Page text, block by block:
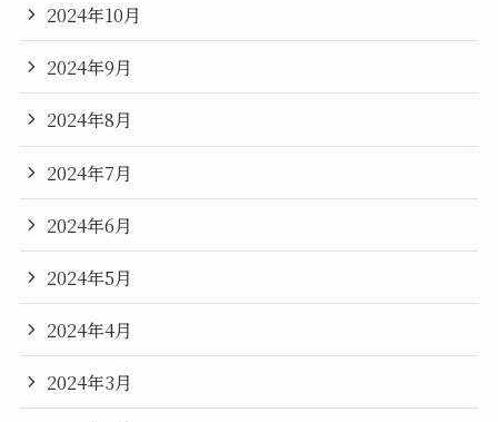
2024年10月
2024年9月
2024年8月
2024年7月
2024年6月
2024年5月
2024年4月
2024年3月